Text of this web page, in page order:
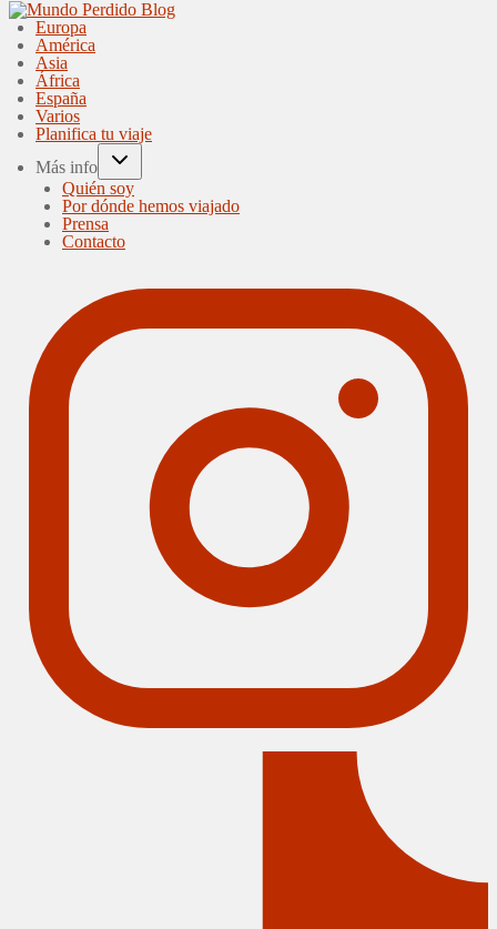
Europa
América
Asia
África
España
Varios
Planifica tu viaje
Más info
Quién soy
Por dónde hemos viajado
Prensa
Contacto